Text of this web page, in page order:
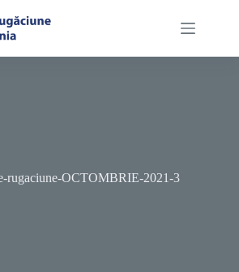
rugaciune-OCTOMBRIE-2021-3